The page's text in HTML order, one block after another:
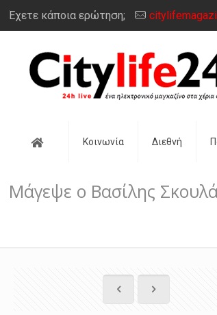
Έχετε κάποια ερώτηση;
Αρχική Κοινωνία Διεθνή
Μάγεψε ο Βασίλης